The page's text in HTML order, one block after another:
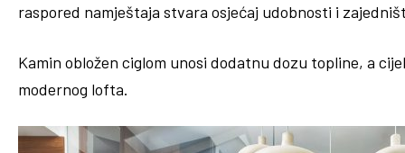
raspored namještaja stvara osjećaj udobnosti i
Kamin obložen ciglom unosi dodatnu dozu topline, a
modernog lofta.